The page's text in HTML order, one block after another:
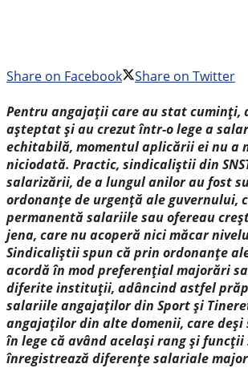
Share on Facebook
Share on Twitter
Pentru angajații care au stat cuminți,
așteptat și au crezut într-o lege a
echitabilă, momentul aplicării ei nu a
niciodată. Practic, sindicaliștii din
salarizării, de a lungul anilor au fost
ordonanțe de urgență ale guvernului,
permanentă salariile sau ofereau
jena, care nu acoperă nici măcar
Sindicaliștii spun că prin ordonanțe
acordă în mod preferențial majorări
diferite instituții, adâncind astfel
salariile angajaților din Sport și
angajaților din alte domenii, care deși
în lege că având același rang și funcții
înregistrează diferențe salariale